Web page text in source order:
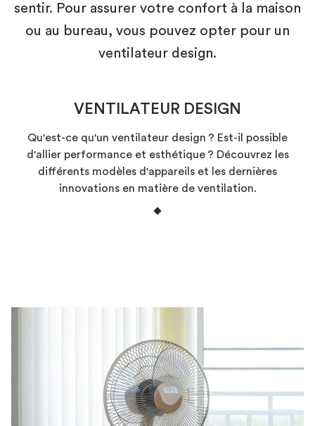
sentir. Pour assurer votre confort à la maison
ou au bureau, vous pouvez opter pour un
ventilateur design.
VENTILATEUR DESIGN
Qu'est-ce qu'un ventilateur design ? Est-il possible
d'allier performance et esthétique ? Découvrez les
différents modèles d'appareils et les dernières
innovations en matière de ventilation.